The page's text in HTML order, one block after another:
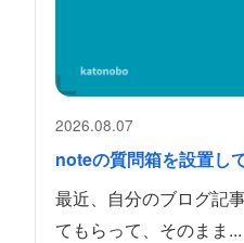
2026.08.07
noteの質問箱を設置し
最近、自分のブログ記
てもらって、そのまま...